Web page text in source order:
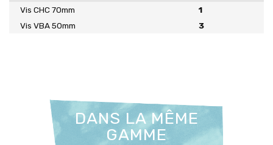
Vis CHC 70mm
1
Vis VBA 50mm
3
DANS LA MÊME
GAMME